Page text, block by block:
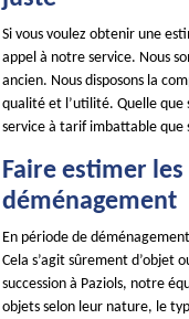
Si vous voulez obtenir une
appel à notre service. Nous
ancien. Nous disposons la
qualité et l’utilité. Quelle
service à tarif imbattable que
Faire estimer
déménagement
En période de
Cela s’agit sûrement d’objet
succession à Paziols, notre
objets selon leur nature, le